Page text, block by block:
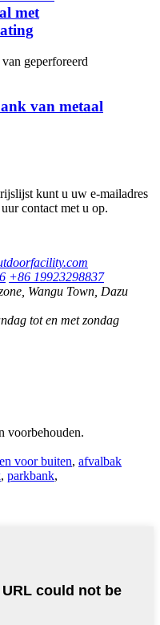
met
van metaal
kunt u uw e-mailadres
contact met u op.
+86 19923298837
Wangu Town, Dazu
tot en met zondag
voorbehouden.
voor buiten, afvalbak
, parkbank,